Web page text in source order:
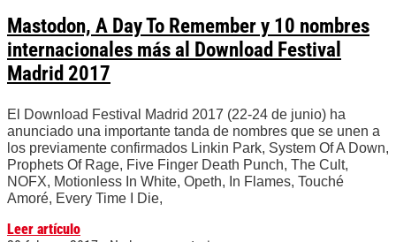
Mastodon, A Day To Remember y 10 nombres
internacionales más al Download Festival
Madrid 2017
El Download Festival Madrid 2017 (22-24 de junio) ha
anunciado una importante tanda de nombres que se unen a
los previamente confirmados Linkin Park, System Of A Down,
Prophets Of Rage, Five Finger Death Punch, The Cult,
NOFX, Motionless In White, Opeth, In Flames, Touché
Amoré, Every Time I Die,
Leer artículo